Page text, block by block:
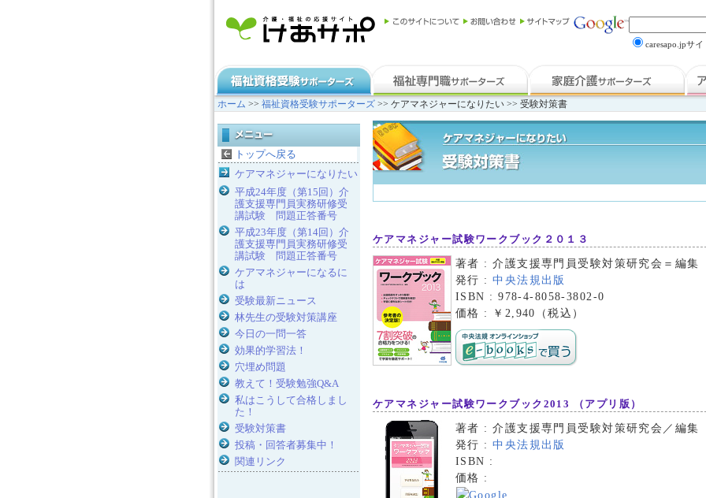
caresapo.jpサ
ホーム >> 福祉資格受験サポーターズ >> ケアマネジャーになりたい >> 受験対策書
ケアマネジャー試験ワークブック２０１３
著者 : 介護支援専門員受験対策研究会＝編集
発行 :中央法規出版
ISBN : 978-4-8058-3802-0
価格 : ￥2,940（税込）
ケアマネジャー試験ワークブック2013 （アプリ版）
著者 : 介護支援専門員受験対策研究会／編集
発行 :中央法規出版
ISBN :
価格 :
トップへ戻る
ケアマネジャーになりたい
平成24年度（第15回）介
護支援専門員実務研修受
講試験 問題正答番号
平成23年度（第14回）介
護支援専門員実務研修受
講試験 問題正答番号
ケアマネジャーになるに
は
受験最新ニュース
林先生の受験対策講座
今日の一問一答
効果的学習法！
穴埋め問題
教えて！受験勉強Q&A
私はこうして合格しまし
た！
受験対策書
投稿・回答者募集中！
関連リンク